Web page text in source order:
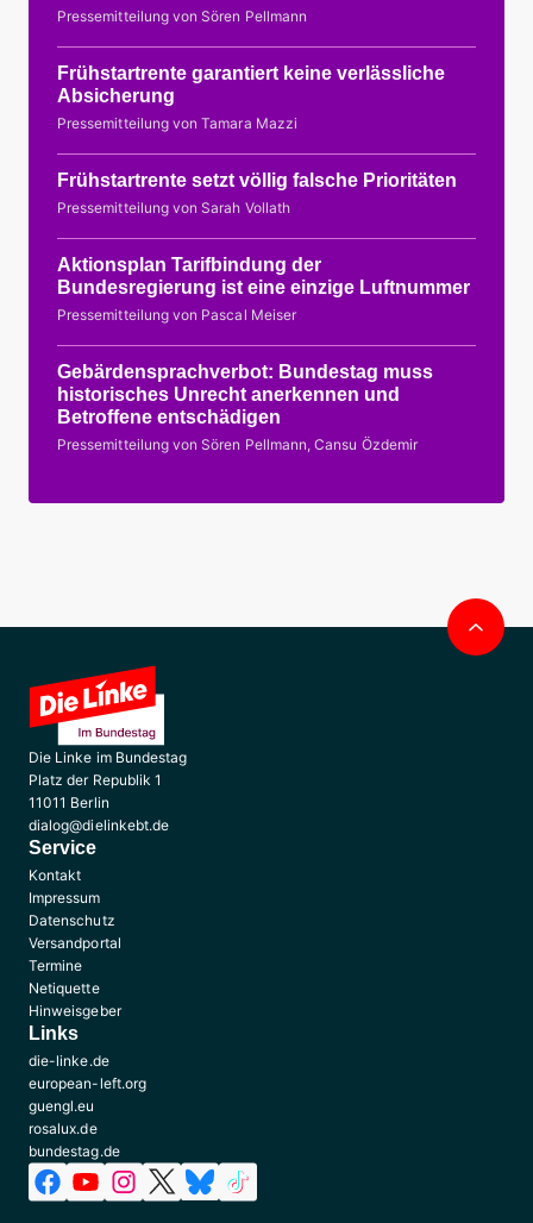
Pressemitteilung von Sören Pellmann
Frühstartrente garantiert keine verlässliche
Absicherung
Pressemitteilung von Tamara Mazzi
Frühstartrente setzt völlig falsche Prioritäten
Pressemitteilung von Sarah Vollath
Aktionsplan Tarifbindung der
Bundesregierung ist eine einzige Luftnummer
Pressemitteilung von Pascal Meiser
Gebärdensprachverbot: Bundestag muss
historisches Unrecht anerkennen und
Betroffene entschädigen
Pressemitteilung von Sören Pellmann, Cansu Özdemir
Die Linke im Bundestag
Platz der Republik 1
11011 Berlin
dialog@dielinkebt.de
Service
Kontakt
Impressum
Datenschutz
Versandportal
Termine
Netiquette
Hinweisgeber
Links
die-linke.de
european-left.org
guengl.eu
rosalux.de
bundestag.de